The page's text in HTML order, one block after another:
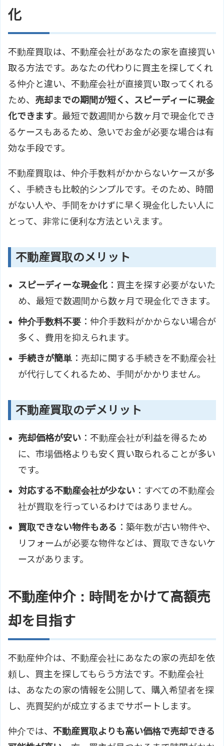
化
不動産買取は、不動産会社があなたの家を直接買い
取る方法です。あなたの代わりに買主を探してくれ
る仲介と違い、不動産会社が直接買い取ってくれる
ため、 売却までの期間が短く、スピーディーに現金
化できます。最短で数週間から数ヶ月で現金化でき
るケースもあるため、急いでお金が必要な場合は有
効な手段です。
不動産買取は、仲介手数料がかからないケースが多
く、手続きも比較的シンプルです。そのため、時間
がない人や、手間をかけずに早く現金化したい人に
とって、非常に便利な方法といえます。
不動産買取のメリット
スピーディーな現金化 ：買主を探す必要がないた
め、最短で数週間から数ヶ月で現金化できます。
仲介手数料不要 ：仲介手数料がかからない場合が
多く、費用を抑えられます。
手続きが簡単 ：売却に関する手続きを不動産会社
が代行してくれるため、手間がかかりません。
不動産買取のデメリット
売却価格が安い ：不動産会社が利益を得るため
に、市場価格よりも安く買い取られることが多い
です。
対応する不動産会社が少ない ：すべての不動産会
社が買取を行っているわけではありません。
買取できない物件もある ：築年数が古い物件や、
リフォームが必要な物件などは、買取できないケ
ースがあります。
不動産仲介：時間をかけて高額売
却を目指す
不動産仲介は、不動産会社にあなたの家の売却を依
頼し、買主を探してもらう方法です。不動産会社
は、あなたの家の情報を公開して、購入希望者を探
し、売買契約が成立するまでサポートします。
仲介では、 不動産買取よりも高い価格で売却できる